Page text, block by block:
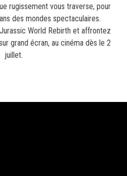
rugissement vous traverse, pour
des mondes spectaculaires.
World Rebirth et affrontez
grand écran, au cinéma dès le 2
juillet.